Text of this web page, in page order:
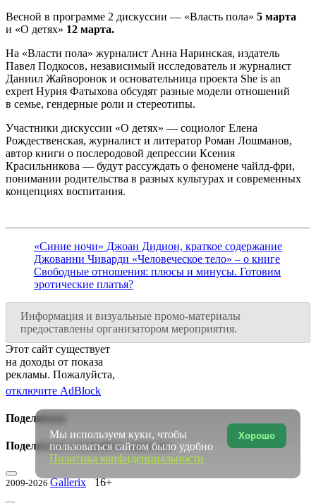
Весной в программе 2 дискуссии — «Власть пола» 5 марта
и «О детях» 12 марта.
На «Власти пола» журналист Анна Наринская, издатель
Павел Подкосов, независимый исследователь и журналист
Даниил Жайворонок и основательница проекта She is an
expert Нурия Фатыхова обсудят разные модели отношений
в семье, гендерные роли и стереотипы.
Участники дискуссии «О детях» — социолог Елена
Рождественская, журналист и литератор Роман Лошманов,
автор книги о послеродовой депрессии Ксения
Красильникова — будут рассуждать о феномене чайлд-фри,
понимании родительства в разных культурах и современных
концепциях воспитания.
«Синие ночи» Джоан Дидион, краткое содержание
Джованни Чиварди «Человеческое тело» – о книге
Свободные отношения: плюсы и минусы. Готовим
эротические платья?
Информация и визуальные промо-материалы
предоставлены организатором мероприятия.
Этот сайт существует
на доходы от показа
рекламы. Пожалуйста,
отключите AdBlock
Поделиться
Поделиться ссылкой в соцсетях:
2009-2026 Gallerix 16+
Хорошо
Мы используем куки, чтобы
пользоваться сайтом было удобно
Политика конфиденциальности